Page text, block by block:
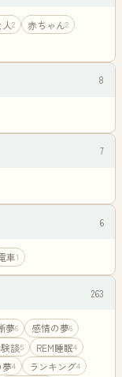
2 赤ちゃん2
8
7
6
車1
263
夢6 感情の夢6
談5 REM睡眠4
夢4 ランキング4